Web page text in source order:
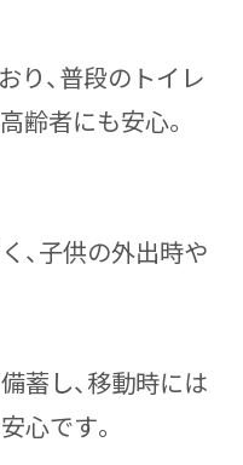
り、普段のトイレ
齢者にも安心。
、子供の外出時や
蓄し、移動時には
心です。